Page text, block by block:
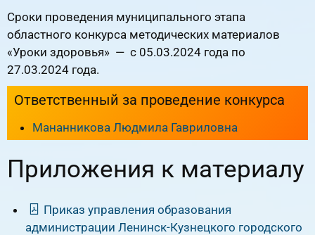
Сроки проведения муниципального этапа
областного конкурса методических материалов
«Уроки здоровья» — с 05.03.2024 года по
27.03.2024 года.
Ответственный за проведение конкурса
Мананникова Людмила Гавриловна
Приложения к материалу
Приказ управления образования
администрации Ленинск-Кузнецкого городского